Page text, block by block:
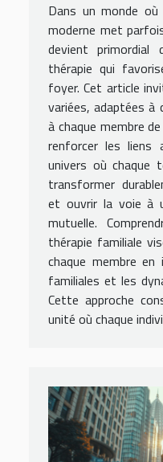
Dans un monde
moderne met
devient primordial
thérapie qui
foyer. Cet article
variées, adaptées
à chaque membre
renforcer les liens
univers où chaque
transformer
et ouvrir la voie à
mutuelle.
thérapie familiale
chaque membre
familiales et les
Cette approche
unité où chaque